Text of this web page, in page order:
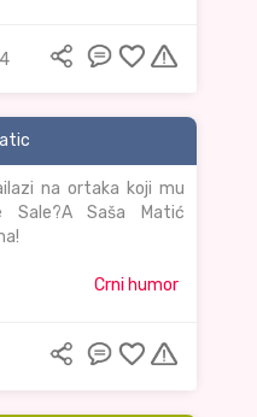
na ortaka koji mu
Saša Matić
Crni humor